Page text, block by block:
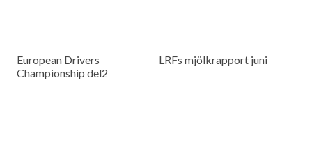
European Drivers
Championship del2
LRFs mjölkrapport juni